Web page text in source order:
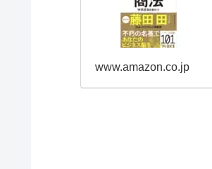
www.amazon.co.jp